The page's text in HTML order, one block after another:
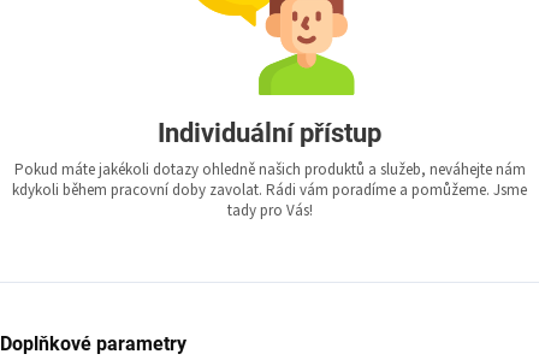
Individuální přístup
Pokud máte jakékoli dotazy ohledně našich produktů a služeb, neváhejte nám
kdykoli během pracovní doby zavolat. Rádi vám poradíme a pomůžeme. Jsme
tady pro Vás!
Doplňkové parametry